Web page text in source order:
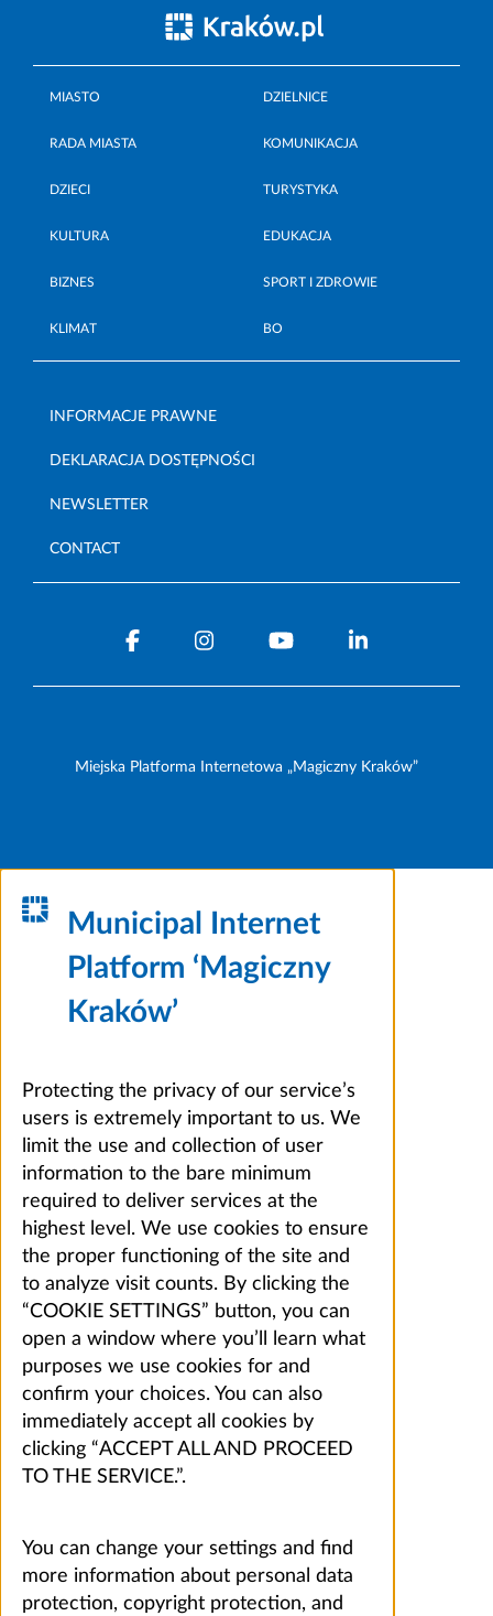
MIASTO DZIELNICE
RADA MIASTA KOMUNIKACJA
DZIECI TURYSTYKA
KULTURA EDUKACJA
BIZNES SPORT I ZDROWIE
KLIMAT BO
INFORMACJE PRAWNE
DEKLARACJA DOSTĘPNOŚCI
NEWSLETTER
CONTACT
Miejska Platforma Internetowa „Magiczny Kraków”
Municipal Internet
Platform ‘Magiczny
Kraków’
Protecting the privacy of our service’s
users is extremely important to us. We
limit the use and collection of user
information to the bare minimum
required to deliver services at the
highest level. We use cookies to ensure
the proper functioning of the site and
to analyze visit counts. By clicking the
“COOKIE SETTINGS” button, you can
open a window where you’ll learn what
purposes we use cookies for and
confirm your choices. You can also
immediately accept all cookies by
clicking “ACCEPT ALL AND PROCEED
TO THE SERVICE.”.
You can change your settings and find
more information about personal data
protection, copyright protection, and